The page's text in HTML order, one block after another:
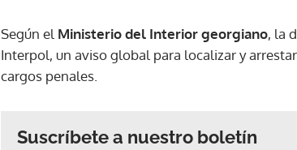
Según el Ministerio del Interior georgiano, la
Interpol, un aviso global para localizar y
cargos penales.
Suscríbete a nuestro boletín